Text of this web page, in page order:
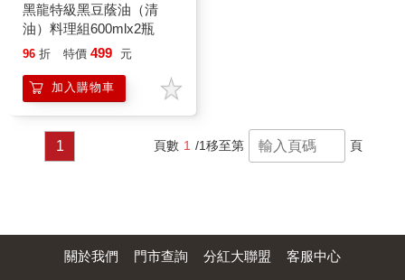
黑龍特級黑豆蔭油（清
油）料理組600mlx2瓶
96 折 特價 499 元
加入購物車
1 頁數 1 /1移至第 頁
關於我們 門市查詢 分紅大聯盟 客服中心